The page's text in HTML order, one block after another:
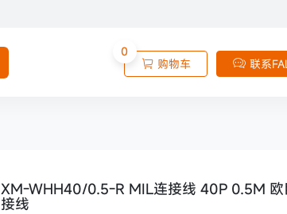
0
 购物车  联系
XM-WHH40/0.5-R MIL连接线 40P 0.5M 欧
接线